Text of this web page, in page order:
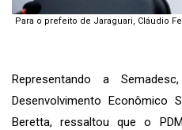
Para o prefeito de Jaraguari, Cláudio
Representando a
Desenvolvimento Econômico
Beretta, ressaltou que o